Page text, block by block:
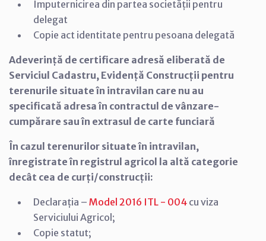
Împuternicirea din partea societății pentru
delegat
Copie act identitate pentru pesoana delegată
Adeverință de certificare adresă eliberată de
Serviciul Cadastru, Evidență Construcții pentru
terenurile situate în intravilan care nu au
specificată adresa în contractul de vânzare-
cumpărare sau în extrasul de carte funciară
În cazul terenurilor situate în intravilan,
înregistrate în registrul agricol la altă categorie
decât cea de curți/construcții:
Declarația – Model 2016 ITL - 004cu viza
Serviciului Agricol;
Copie statut;